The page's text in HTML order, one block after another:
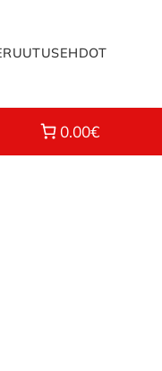
0.00€